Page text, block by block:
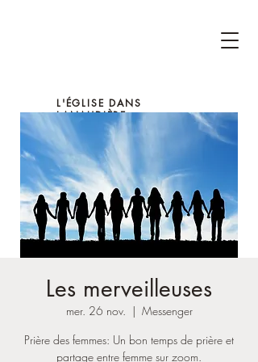
L'ÉGLISE DANS
LANAUDIÈRE
Les merveilleuses
mer. 26 nov.
  |
Messenger
Prière des femmes: Un bon temps de prière et
partage entre femme sur zoom.